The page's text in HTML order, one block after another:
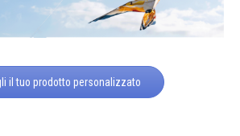
il tuo prodotto personalizzato